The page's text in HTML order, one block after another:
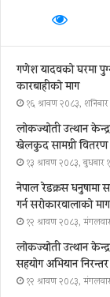
गणेश यादवको घरमा
कारबाहीको माग
१६ श्रावण २०८३,
लोकज्योती उत्थान
खेलकुद सामग्री वितरण
१३ श्रावण २०८३, बुधबार
नेपाल रेडक्रस धनुषामा
गर्न सरोकारवालाको
१२ श्रावण २०८३,
लोकज्योती उत्थान
सहयोग अभियान निरन्तर
१२ श्रावण २०८३,